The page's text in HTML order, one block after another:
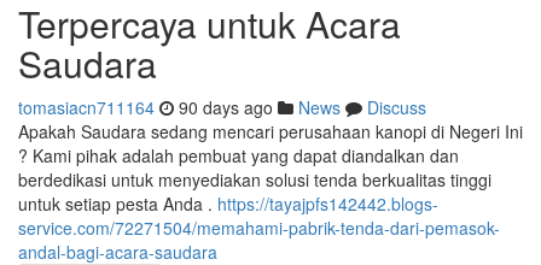
Terpercaya untuk Acara
Saudara
tomasiacn711164 90 days ago News
Discuss
Apakah Saudara sedang mencari perusahaan kanopi di Negeri Ini
? Kami pihak adalah pembuat yang dapat diandalkan dan
berdedikasi untuk menyediakan solusi tenda berkualitas tinggi
untuk setiap pesta Anda . https://tayajpfs142442.blogs-
service.com/72271504/memahami-pabrik-tenda-dari-pemasok-
andal-bagi-acara-saudara